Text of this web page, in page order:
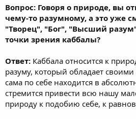
Вопрос: Говоря о природе, вы
чему-то разумному, а это уже
"Творец", "Бог", "Высший
точки зрения каббалы?
Ответ: Каббала относится к
разуму, который обладает
сама по себе находится в
стремится привести всю нашу
природу к подобию себе, к